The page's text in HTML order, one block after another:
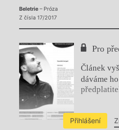
Beletrie– Próza
Z čísla 17/2017
Pro
Článek
dáváme
Přihlášení